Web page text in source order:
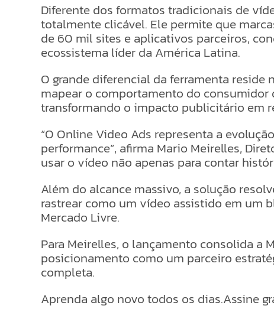
Diferente dos formatos tradicionais de
totalmente clicável. Ele permite que
de 60 mil sites e aplicativos parceiros,
ecossistema líder da América Latina.
O grande diferencial da ferramenta
mapear o comportamento do consumidor
transformando o impacto publicitário em
“O Online Video Ads representa a
performance”, afirma Mario Meirelles,
usar o vídeo não apenas para contar
Além do alcance massivo, a solução
rastrear como um vídeo assistido em um
Mercado Livre.
Para Meirelles, o lançamento consolida a
posicionamento como um parceiro
completa.
Aprenda algo novo todos os dias.Assine